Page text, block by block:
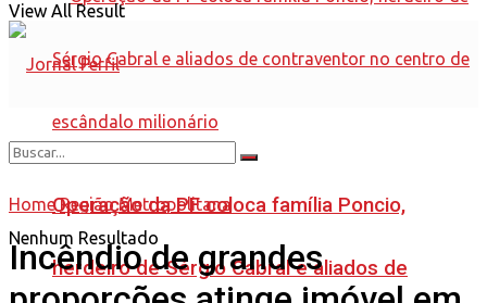
Operação da PF coloca família Poncio,
herdeiro de Sérgio Cabral e aliados de
View All Result
Nenhum Resultado
Home Região Metropolitana
Incêndio de grandes